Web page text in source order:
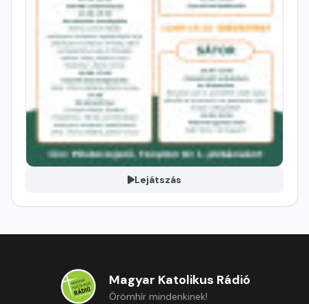
Lejátszás
Magyar Katolikus Rádió
Örömhír mindenkinek!